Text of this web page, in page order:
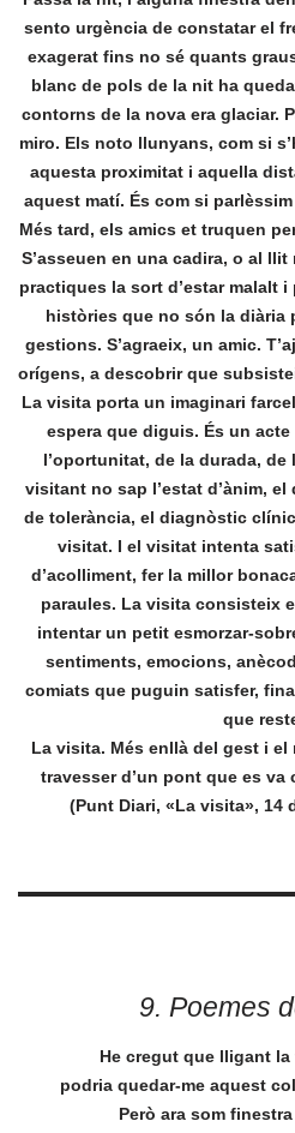
sento urgència de constatar el
exagerat fins no sé quants
blanc de pols de la nit ha
contorns de la nova era glaciar.
miro. Els noto llunyans, com si
aquesta proximitat i aquella
aquest matí. És com si
Més tard, els amics et truquen
S’asseuen en una cadira, o al
practiques la sort d’estar malalt i
històries que no són la diària
gestions. S’agraeix, un amic.
orígens, a descobrir que
La visita porta un imaginari
espera que diguis. És un
l’oportunitat, de la durada,
visitant no sap l’estat d’ànim,
de tolerància, el diagnòstic
visitat. I el visitat intenta
d’acolliment, fer la millor
paraules. La visita consisteix
intentar un petit esmorzar-
sentiments, emocions,
comiats que puguin satisfer,
que
La visita. Més enllà del gest i
travesser d’un pont que es
(Punt Diari, «La visita», 14
9. Poemes
He cregut que lligant
podria quedar-me aquest
Però ara som